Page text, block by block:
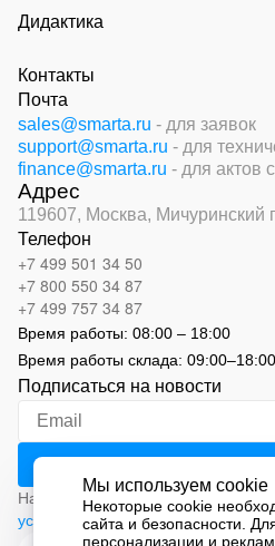
Дидактика
Контакты
Почта
sales@smarta.ru - для заявок
support@smarta.ru - для
finance@smarta.ru - для актов
Адрес
119607, Москва, Мичуринский
Телефон
+7 499 501 34 50
+7 800 550 34 87
+7 499 757 34 87
Время работы: 08:00 – 18:00
Время работы склада: 09:00–18:00
Подписаться на новости
Нажимая на кнопку
условиями обработки
Мы используем cookie
Некоторые cookie
сайта и безопасности.
персонализации и